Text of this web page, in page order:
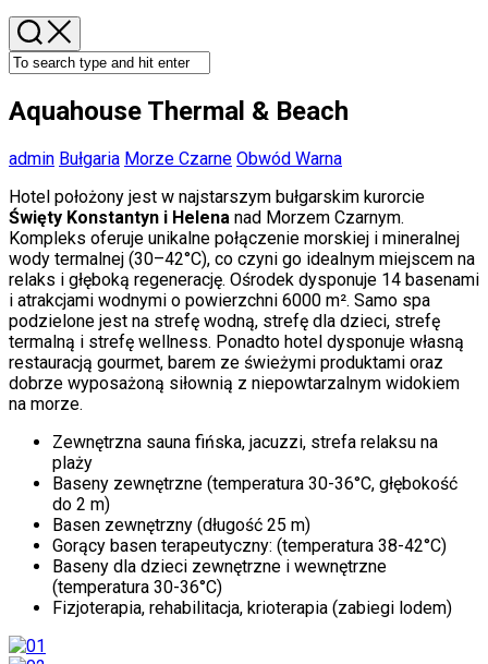
Aquahouse Thermal & Beach
admin Bułgaria Morze Czarne Obwód Warna
Hotel położony jest w najstarszym bułgarskim kurorcie
Święty Konstantyn i Helena nad Morzem Czarnym.
Kompleks oferuje unikalne połączenie morskiej i mineralnej
wody termalnej (30–42°C), co czyni go idealnym miejscem na
relaks i głęboką regenerację. Ośrodek dysponuje 14 basenami
i atrakcjami wodnymi o powierzchni 6000 m². Samo spa
podzielone jest na strefę wodną, ​​strefę dla dzieci, strefę
termalną i strefę wellness. Ponadto hotel dysponuje własną
restauracją gourmet, barem ze świeżymi produktami oraz
dobrze wyposażoną siłownią z niepowtarzalnym widokiem
na morze.
Zewnętrzna sauna fińska, jacuzzi, strefa relaksu na
plaży
Baseny zewnętrzne (temperatura 30-36°C, głębokość
do 2 m)
Basen zewnętrzny (długość 25 m)
Gorący basen terapeutyczny: (temperatura 38-42°C)
Baseny dla dzieci zewnętrzne i wewnętrzne
(temperatura 30-36°C)
Fizjoterapia, rehabilitacja, krioterapia (zabiegi lodem)